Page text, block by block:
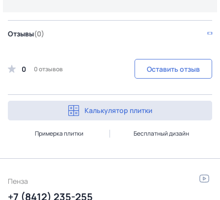
Отзывы(0)
0 0 отзывов Оставить отзыв
Калькулятор плитки
Примерка плитки Бесплатный дизайн
Пенза
+7 (8412) 235-255